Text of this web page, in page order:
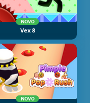
NOVO
Vex 8
NOVO